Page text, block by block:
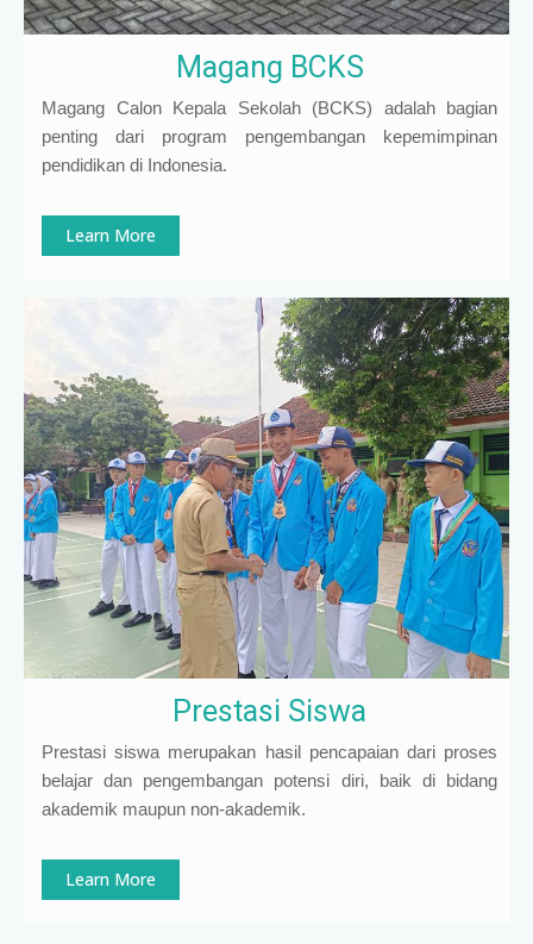
Magang BCKS
Magang Calon Kepala Sekolah (BCKS) adalah bagian
penting dari program pengembangan kepemimpinan
pendidikan di Indonesia.
Learn More
Prestasi Siswa
Prestasi siswa merupakan hasil pencapaian dari proses
belajar dan pengembangan potensi diri, baik di bidang
akademik maupun non-akademik.
Learn More